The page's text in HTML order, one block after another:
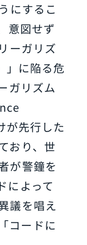
にするこ
意図せず
ーガリズ
に陥る危
ガリズム
が先行した
おり、世
が警鐘を
によって
議を唱え
コードに